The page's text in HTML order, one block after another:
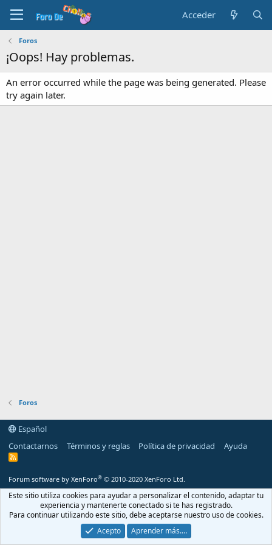
Acceder
Foros
¡Oops! Hay problemas.
An error occurred while the page was being generated. Please
try again later.
Foros
Español
Contactarnos
Términos y reglas Política de privacidad Ayuda
R
Forum software by XenForo® © 2010-2020 XenForo Ltd.
Este sitio utiliza cookies para ayudar a personalizar el contenido, adaptar tu
experiencia y mantenerte conectado si te has registrado.
Para continuar utilizando este sitio, debe aceptarse nuestro uso de cookies.
Acepto
Aprender más.…